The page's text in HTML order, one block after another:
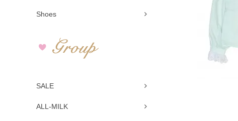
Shoes
SALE
ALL-MILK